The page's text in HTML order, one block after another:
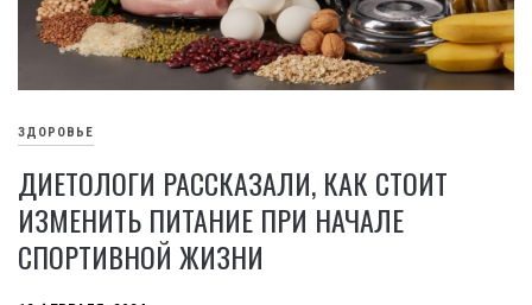
ЗДОРОВЬЕ
ДИЕТОЛОГИ РАССКАЗАЛИ, КАК СТОИТ
ИЗМЕНИТЬ ПИТАНИЕ ПРИ НАЧАЛЕ
СПОРТИВНОЙ ЖИЗНИ